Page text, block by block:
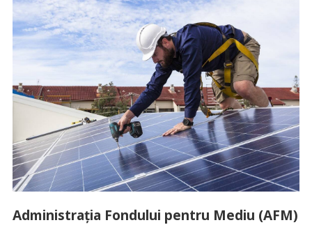
Administraţia Fondului pentru Mediu (AFM)